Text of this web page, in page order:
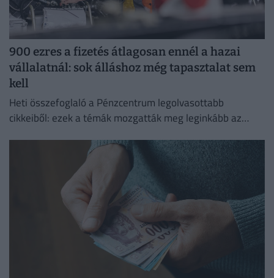
900 ezres a fizetés átlagosan ennél a hazai
vállalatnál: sok álláshoz még tapasztalat sem
kell
Heti összefoglaló a Pénzcentrum legolvasottabb
cikkeiből: ezek a témák mozgatták meg leginkább az